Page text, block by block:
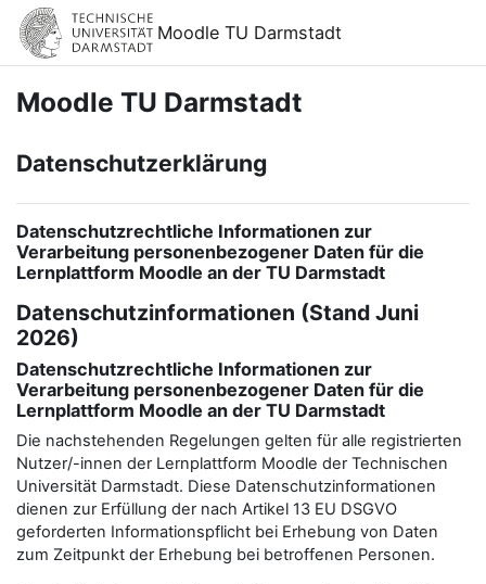
Zum Hauptinhalt
Moodle TU Darmstadt
Moodle TU Darmstadt
Datenschutzerklärung
Datenschutzrechtliche Informationen zur
Verarbeitung personenbezogener Daten für die
Lernplattform Moodle an der TU Darmstadt
Datenschutzinformationen (Stand Juni
2026)
Datenschutzrechtliche Informationen zur
Verarbeitung personenbezogener Daten für die
Lernplattform Moodle an der TU Darmstadt
Die nachstehenden Regelungen gelten für alle registrierten
Nutzer/-innen der Lernplattform Moodle der Technischen
Universität Darmstadt. Diese Datenschutzinformationen
dienen zur Erfüllung der nach Artikel 13 EU DSGVO
geforderten Informationspflicht bei Erhebung von Daten
zum Zeitpunkt der Erhebung bei betroffenen Personen.